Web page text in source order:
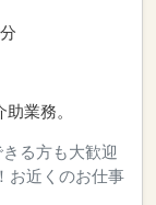
業務。
る方も大歓迎
近くのお仕事